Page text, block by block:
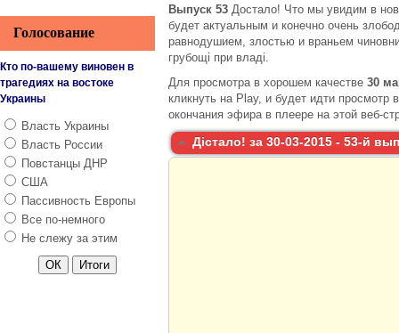
Выпуск 53 Достало! Что мы увидим в
будет актуальным и конечно очень
равнодушием, злостью и враньем
грубощі при владі.
Для просмотра в хорошем качестве 30
кликнуть на Play, и будет идти
окончания эфира в плеере на этой веб-
Дістало! за 30-03-2015 - 53-й
Голосование
Кто по-вашему виновен в
трагедиях на востоке
Украины
Власть Украины
Власть России
Повстанцы ДНР
США
Пассивность Европы
Все по-немного
Не слежу за этим